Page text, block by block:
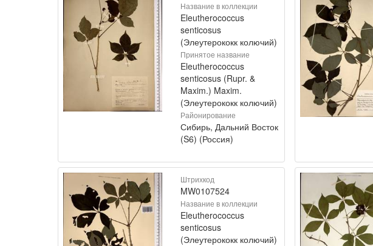
Название в коллекции
Eleutherococcus
senticosus
(Элеутерококк колючий)
Принятое название
Eleutherococcus
senticosus (Rupr. &
Maxim.) Maxim.
(Элеутерококк колючий)
Районирование
Сибирь, Дальний Восток
(S6) (Россия)
Штрихкод
MW0107524
Название в коллекции
Eleutherococcus
senticosus
(Элеутерококк колючий)